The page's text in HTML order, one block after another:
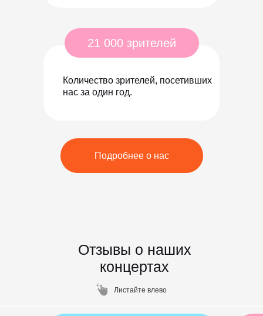
Подробнее о нас
Количество зрителей, посетивших
нас за один год.
21 000 зрителей
Отзывы о наших
концертах
Листайте влево